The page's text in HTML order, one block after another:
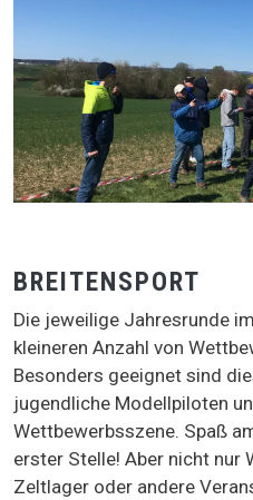
BREITENSPORT
Die jeweilige Jahresrunde
kleineren Anzahl von
Besonders geeignet sind
jugendliche Modellpiloten
Wettbewerbsszene. Spaß
erster Stelle! Aber nicht nur
Zeltlager oder andere